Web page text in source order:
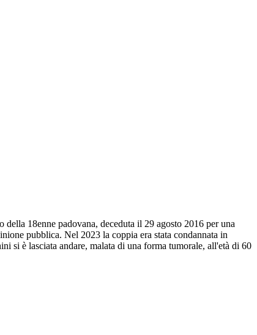
della 18enne padovana, deceduta il 29 agosto 2016 per una
pubblica. Nel 2023 la coppia era stata condannata in
si è lasciata andare, malata di una forma tumorale, all'età di 60